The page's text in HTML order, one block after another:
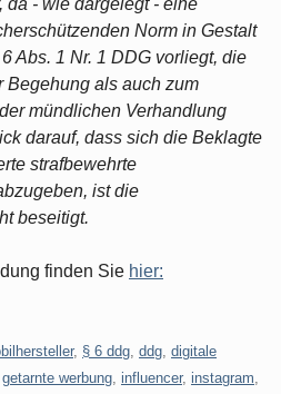
da - wie dargelegt - eine
Norm in Gestalt
Abs. 1 Nr. 1 DDG vorliegt, die
Begehung als auch zum
mündlichen Verhandlung
darauf, dass sich die Beklagte
strafbewehrte
ist die
beseitigt.
finden Sie hier:
, § 6 ddg ddg digitale
getarnte werbung influencer, instagram